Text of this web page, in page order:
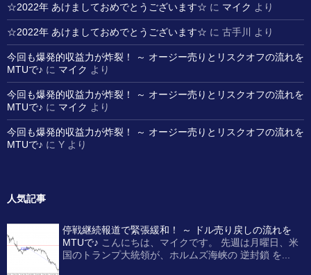
☆2022年 あけましておめでとうございます☆ に マイク より
☆2022年 あけましておめでとうございます☆ に 古手川 より
今回も爆発的収益力が炸裂！ ～ オージー売りとリスクオフの流れを
MTUで♪ に マイク より
今回も爆発的収益力が炸裂！ ～ オージー売りとリスクオフの流れを
MTUで♪ に マイク より
今回も爆発的収益力が炸裂！ ～ オージー売りとリスクオフの流れを
MTUで♪ に Y より
人気記事
停戦継続報道で緊張緩和！ ～ ドル売り戻しの流れを
MTUで♪ こんにちは、マイクです。 先週は月曜日、米
国のトランプ大統領が、ホルムズ海峡の 逆封鎖 を...